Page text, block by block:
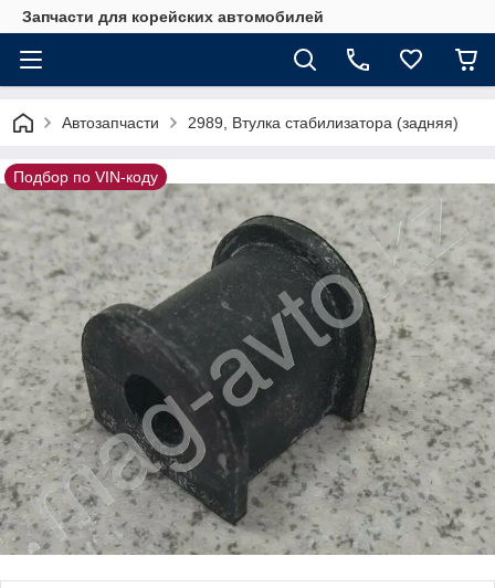
Запчасти для корейских автомобилей
Автозапчасти 2989, Втулка стабилизатора (задняя)
Подбор по VIN-коду